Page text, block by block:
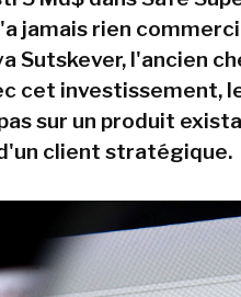
jamais rien
Sutskever, l'ancien
cet investissement,
sur un produit
client stratégique.